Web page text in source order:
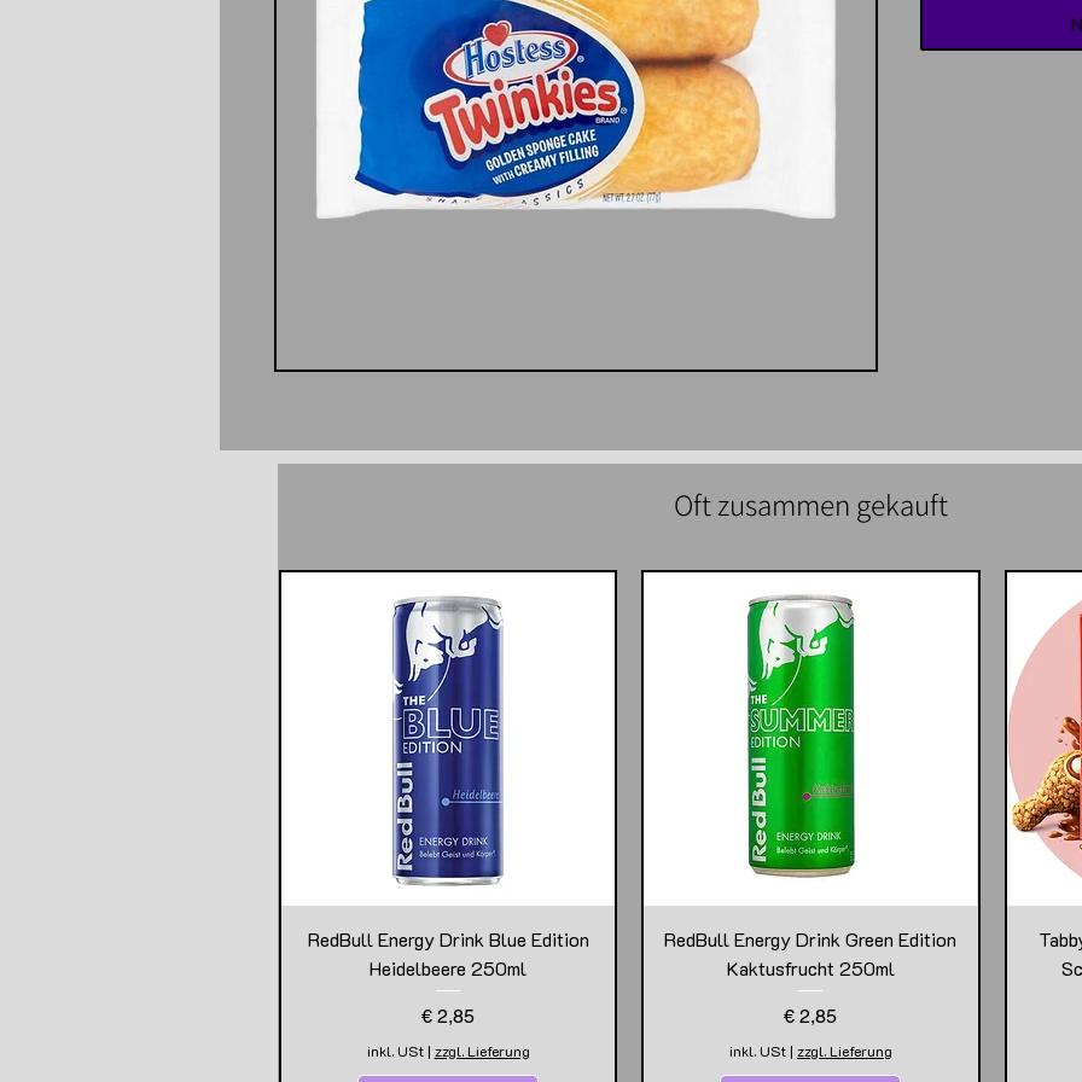
Oft zusammen gekauft
RedBull Energy Drink Blue Edition
Heidelbeere 250ml
Preis
€ 2,85
inkl. USt| zzgl. Lieferung
RedBull Energy Drink Green Edition
Kaktusfrucht 250ml
Preis
€ 2,85
inkl. USt| zzgl. Lieferung